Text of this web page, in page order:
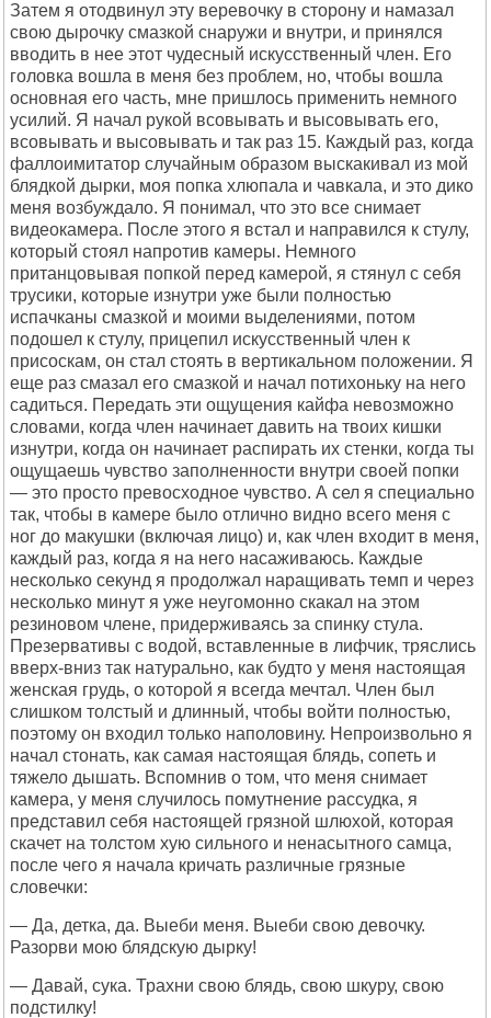
Затем я отодвинул эту веревочку в сторону и намазал
свою дырочку смазкой снаружи и внутри, и принялся
вводить в нее этот чудесный искусственный член. Его
головка вошла в меня без проблем, но, чтобы вошла
основная его часть, мне пришлось применить немного
усилий. Я начал рукой всовывать и высовывать его,
всовывать и высовывать и так раз 15. Каждый раз, когда
фаллоимитатор случайным образом выскакивал из мой
блядкой дырки, моя попка хлюпала и чавкала, и это дико
меня возбуждало. Я понимал, что это все снимает
видеокамера. После этого я встал и направился к стулу,
который стоял напротив камеры. Немного
пританцовывая попкой перед камерой, я стянул с себя
трусики, которые изнутри уже были полностью
испачканы смазкой и моими выделениями, потом
подошел к стулу, прицепил искусственный член к
присоскам, он стал стоять в вертикальном положении. Я
еще раз смазал его смазкой и начал потихоньку на него
садиться. Передать эти ощущения кайфа невозможно
словами, когда член начинает давить на твоих кишки
изнутри, когда он начинает распирать их стенки, когда ты
ощущаешь чувство заполненности внутри своей попки
— это просто превосходное чувство. А сел я специально
так, чтобы в камере было отлично видно всего меня с
ног до макушки (включая лицо) и, как член входит в меня,
каждый раз, когда я на него насаживаюсь. Каждые
несколько секунд я продолжал наращивать темп и через
несколько минут я уже неугомонно скакал на этом
резиновом члене, придерживаясь за спинку стула.
Презервативы с водой, вставленные в лифчик, тряслись
вверх-вниз так натурально, как будто у меня настоящая
женская грудь, о которой я всегда мечтал. Член был
слишком толстый и длинный, чтобы войти полностью,
поэтому он входил только наполовину. Непроизвольно я
начал стонать, как самая настоящая блядь, сопеть и
тяжело дышать. Вспомнив о том, что меня снимает
камера, у меня случилось помутнение рассудка, я
представил себя настоящей грязной шлюхой, которая
скачет на толстом хую сильного и ненасытного самца,
после чего я начала кричать различные грязные
словечки:
— Да, детка, да. Выеби меня. Выеби свою девочку.
Разорви мою блядскую дырку!
— Давай, сука. Трахни свою блядь, свою шкуру, свою
подстилку!